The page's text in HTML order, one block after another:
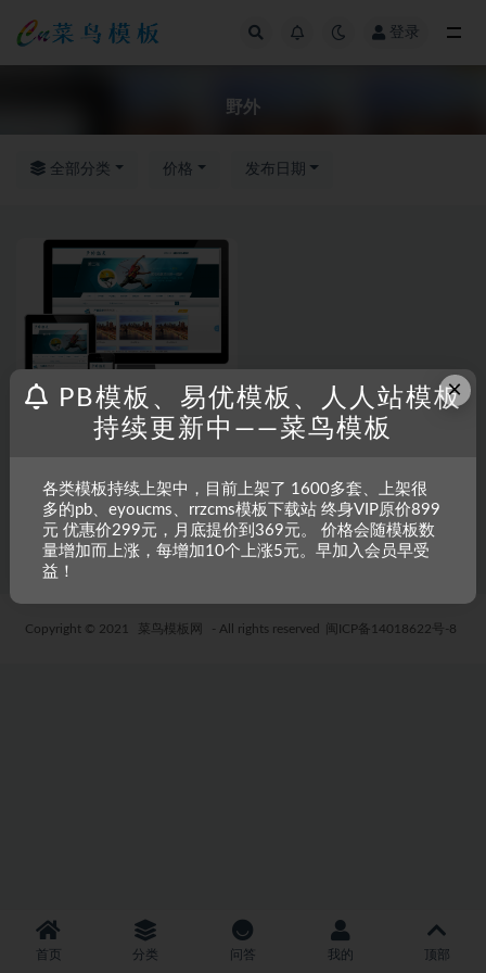
登录
野外
全部分类 价格 发布日期
RRZCMS模板
板(带手机端)
4 年前 32 19.9
Copyright © 2021 菜鸟模板网 - All rights reserved 闽ICP备14018622号-8
首页 分类 问答 我的 顶部
×
PB模板、易优模板、人人站模板
持续更新中——菜鸟模板
各类模板持续上架中，目前上架了 1600多套、上架很
多的pb、eyoucms、rrzcms模板下载站 终身VIP原价899
元 优惠价299元，月底提价到369元。 价格会随模板数
量增加而上涨，每增加10个上涨5元。早加入会员早受
益！